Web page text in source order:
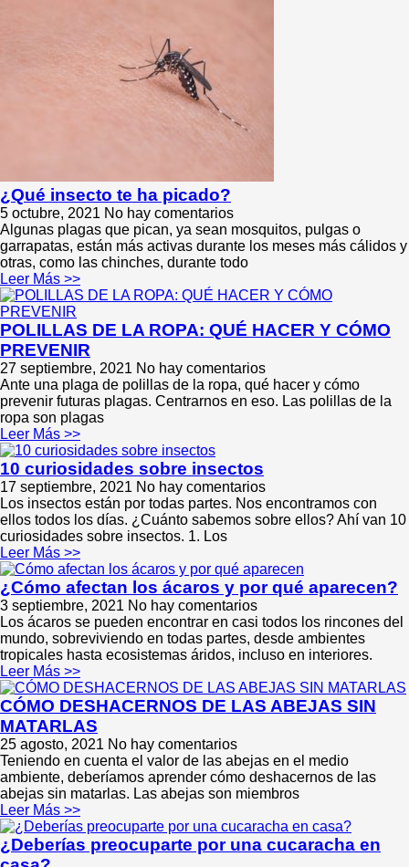
¿Qué insecto te ha picado?
5 octubre, 2021 No hay comentarios
Algunas plagas que pican, ya sean mosquitos, pulgas o
garrapatas, están más activas durante los meses más cálidos y
otras, como las chinches, durante todo
Leer Más >>
POLILLAS DE LA ROPA: QUÉ HACER Y CÓMO
PREVENIR
27 septiembre, 2021 No hay comentarios
Ante una plaga de polillas de la ropa, qué hacer y cómo
prevenir futuras plagas. Centrarnos en eso. Las polillas de la
ropa son plagas
Leer Más >>
10 curiosidades sobre insectos
17 septiembre, 2021 No hay comentarios
Los insectos están por todas partes. Nos encontramos con
ellos todos los días. ¿Cuánto sabemos sobre ellos? Ahí van 10
curiosidades sobre insectos. 1. Los
Leer Más >>
¿Cómo afectan los ácaros y por qué aparecen?
3 septiembre, 2021 No hay comentarios
Los ácaros se pueden encontrar en casi todos los rincones del
mundo, sobreviviendo en todas partes, desde ambientes
tropicales hasta ecosistemas áridos, incluso en interiores.
Leer Más >>
CÓMO DESHACERNOS DE LAS ABEJAS SIN
MATARLAS
25 agosto, 2021 No hay comentarios
Teniendo en cuenta el valor de las abejas en el medio
ambiente, deberíamos aprender cómo deshacernos de las
abejas sin matarlas. Las abejas son miembros
Leer Más >>
¿Deberías preocuparte por una cucaracha en